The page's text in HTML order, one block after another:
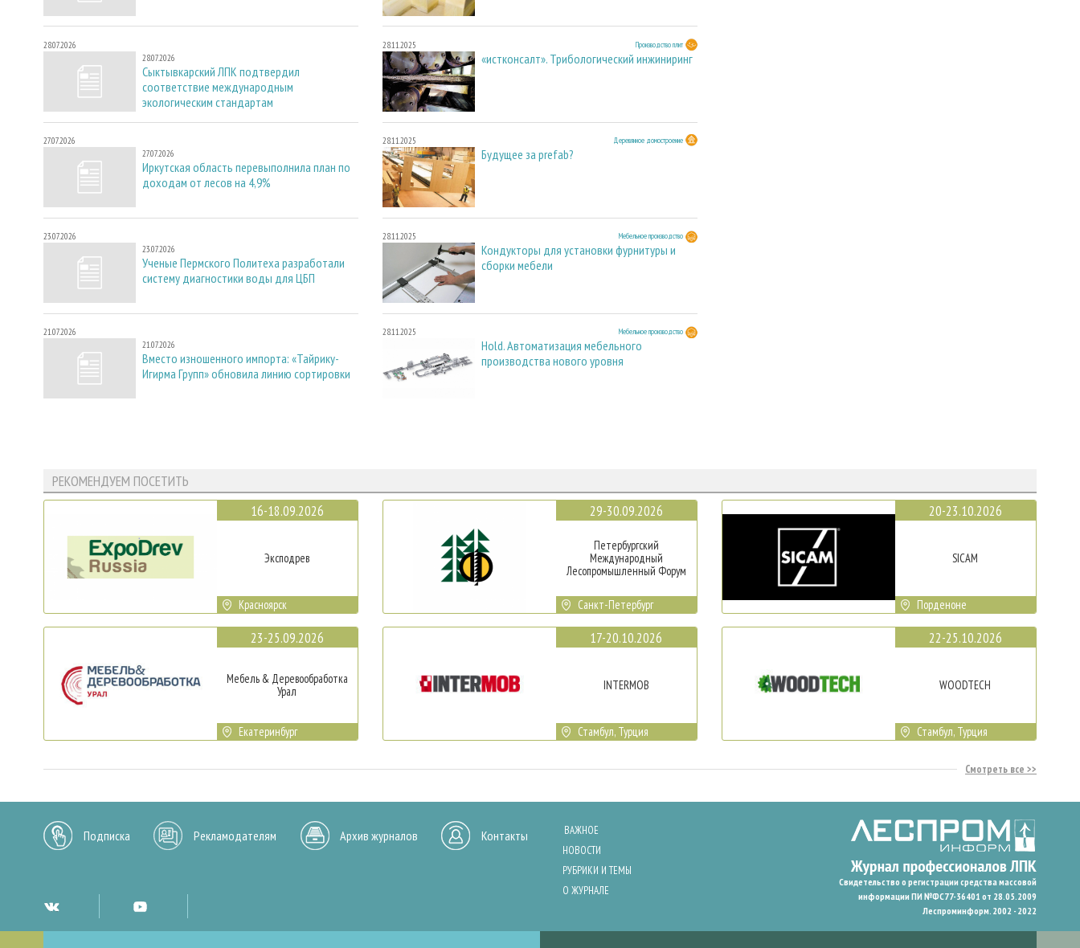
28.07.2026
28.07.2026
Сыктывкарский ЛПК подтвердил
соответствие международным
экологическим стандартам
27.07.2026
27.07.2026
Иркутская область перевыполнила план по
доходам от лесов на 4,9%
23.07.2026
23.07.2026
Ученые Пермского Политеха разработали
систему диагностики воды для ЦБП
21.07.2026
21.07.2026
Вместо изношенного импорта: «Тайрику-
Игирма Групп» обновила линию сортировки
28.11.2025 Производство плит
«истконсалт». Трибологический инжиниринг
28.11.2025 Деревянное домостроение
Будущее за prefab?
28.11.2025 Мебельное производство
Кондукторы для установки фурнитуры и
сборки мебели
28.11.2025 Мебельное производство
Hold. Автоматизация мебельного
производства нового уровня
РЕКОМЕНДУЕМ ПОСЕТИТЬ
16-18.09.2026
Эксподрев
Красноярск
23-25.09.2026
Мебель & Деревообработка
Урал
Екатеринбург
29-30.09.2026
Петербургский
Международный
Лесопромышленный Форум
Санкт-Петербург
17-20.10.2026
INTERMOB
Стамбул, Турция
20-23.10.2026
SICAM
Порденоне
22-25.10.2026
WOODTECH
Стамбул, Турция
Смотреть все
Подписка Рекламодателям Архив журналов Контакты
ВАЖНОЕ
НОВОСТИ
РУБРИКИ И ТЕМЫ
О ЖУРНАЛЕ
Свидетельство о регистрации средства массовой
информации ПИ №ФС77-36401 от 28.05.2009
Леспроминформ. 2002 - 2022